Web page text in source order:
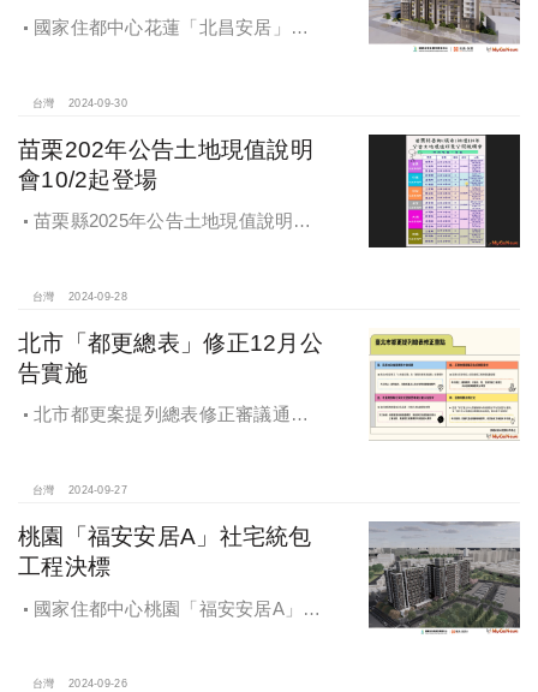
國家住都中心花蓮「北昌安居」社
台灣 2024-09-30
苗栗202年公告土地現值說明
會10/2起登場
苗栗縣2025年公告土地現值說明會
台灣 2024-09-28
北市「都更總表」修正12月公
告實施
北市都更案提列總表修正審議通過
台灣 2024-09-27
桃園「福安安居A」社宅統包
工程決標
國家住都中心桃園「福安安居A」社
台灣 2024-09-26